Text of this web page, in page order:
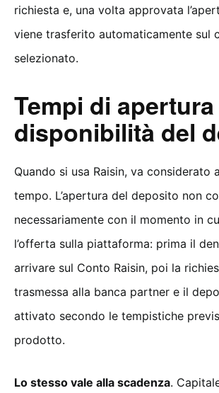
richiesta e, una volta approvata
viene trasferito automaticamente sul
selezionato.
Tempi di apertura
disponibilità del
Quando si usa Raisin, va considerato
tempo. L’apertura del deposito non
necessariamente con il momento in
l’offerta sulla piattaforma: prima il
arrivare sul Conto Raisin, poi la
trasmessa alla banca partner e il
attivato secondo le tempistiche
prodotto.
Lo stesso vale alla scadenza.